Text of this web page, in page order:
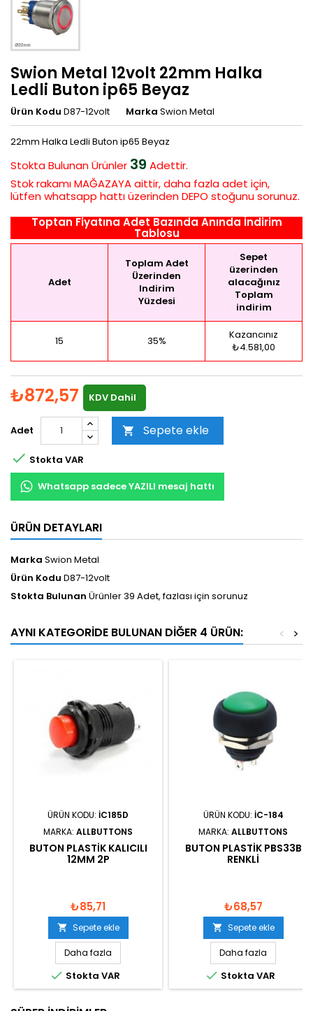
Swion Metal 12volt 22mm Halka
Ledli Buton ip65 Beyaz
Ürün Kodu D87-12volt Marka Swion Metal
22mm Halka Ledli Buton ip65 Beyaz
Stokta BulunanÜrünler 39 Adettir.
Stok rakamı MAĞAZAYA aittir, daha fazla adet için,
lütfen whatsapp hattı üzerinden DEPO stoğunu sorunuz.
Toptan Fiyatına Adet Bazında Anında İndirim
Tablosu
Adet
Toplam Adet
Üzerinden
Indirim
Yüzdesi
Sepet
üzerinden
alacağınız
Toplam
indirim
15 35%
Kazancınız
₺4.581,00
₺872,57 KDV Dahil
Adet  Sepete ekle
 Stokta VAR
Whatsapp sadece YAZILI mesaj hattı
ÜRÜN DETAYLARI
Marka Swion Metal
Ürün Kodu D87-12volt
Stokta Bulunan Ürünler 39 Adet, fazlası için sorunuz
AYNI KATEGORIDE BULUNAN DIĞER 4 ÜRÜN: >
<
ÜRÜN KODU: IC185D
MARKA: ALLBUTTONS
BUTON PLASTIK KALICILI
12MM 2P
₺85,71
 Sepete ekle
Daha fazla
 Stokta VAR
ÜRÜN KODU: IC-184
MARKA: ALLBUTTONS
BUTON PLASTIK PBS33B
RENKLI
₺68,57
 Sepete ekle
Daha fazla
 Stokta VAR